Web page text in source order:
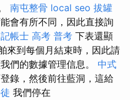
南屯整骨 local seo 拔罐
會有所不同，因此直接詢
記帳士 高考 普考 下表還顯
來到每個月結束時，因此請
們的數據管理信息。 中式
錄，然後前往藍洞，這給
我們停在